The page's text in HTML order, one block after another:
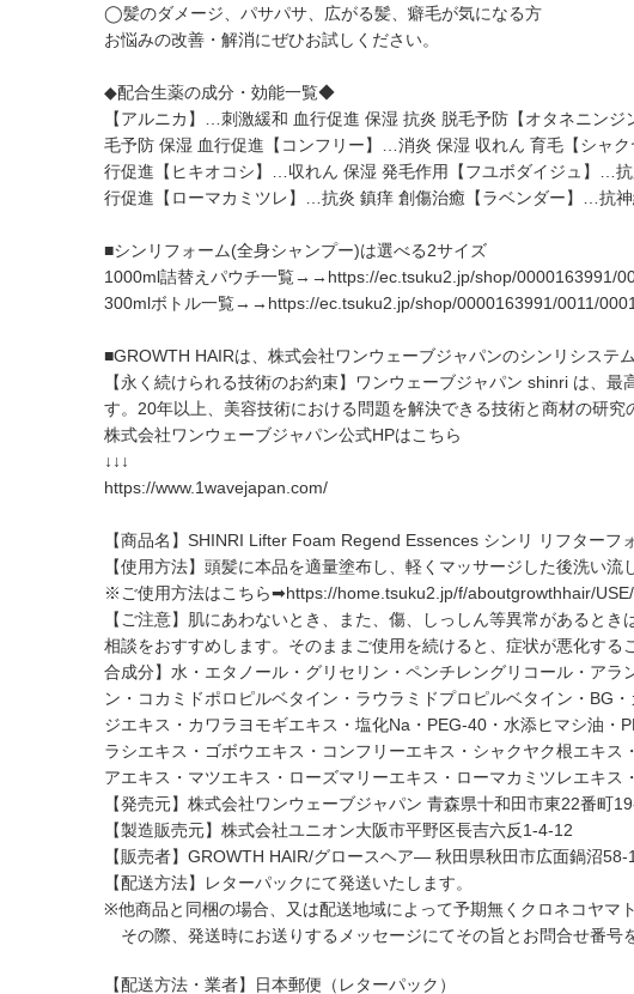
◯髪のダメージ、パサパサ、広がる髪、癖毛が気になる方
お悩みの改善・解消にぜひお試しください。
◆配合生薬の成分・効能一覧◆
【アルニカ】…刺激緩和 血行促進 保湿 抗炎 脱毛予防【オタネニ
毛予防 保湿 血行促進【コンフリー】…消炎 保湿 収れん 育毛【シ
行促進【ヒキオコシ】…収れん 保湿 発毛作用【フユボダイジュ】…
行促進【ローマカミツレ】…抗炎 鎮痒 創傷治癒【ラベンダー】…抗
■シンリフォーム(全身シャンプー)は選べる2サイズ
1000ml詰替えパウチ一覧→→ https://ec.tsuku2.jp/shop/0000163991/
300mlボトル一覧→→ https://ec.tsuku2.jp/shop/0000163991/0011/0001
■GROWTH HAIRは、株式会社ワンウェーブジャパンのシンリシステ
【永く続けられる技術のお約束】ワンウェーブジャパン shinri は、
す。20年以上、美容技術における問題を解決できる技術と商材の研
株式会社ワンウェーブジャパン公式HPはこちら
↓↓↓
https://www.1wavejapan.com/
【商品名】SHINRI Lifter Foam Regend Essences シンリ リフターフ
【使用方法】頭髪に本品を適量塗布し、軽くマッサージした後洗い流
※ご使用方法はこちら➡https://home.tsuku2.jp/f/aboutgrowthhair/
【ご注意】肌にあわないとき、また、傷、しっしん等異常があると
相談をおすすめします。そのままご使用を続けると、症状が悪化す
合成分】水・エタノール・グリセリン・ペンチレングリコール・ア
ン・コカミドポロピルベタイン・ラウラミドプロピルベタイン・BG
ジエキス・カワラヨモギエキス・塩化Na・PEG-40・水添ヒマシ油
ラシエキス・ゴボウエキス・コンフリーエキス・シャクヤク根エキ
アエキス・マツエキス・ローズマリーエキス・ローマカミツレエキス
【発売元】株式会社ワンウェーブジャパン 青森県十和田市東22番町
【製造販売元】株式会社ユニオン大阪市平野区長吉六反1-4-12
【販売者】GROWTH HAIR/グロースヘア― 秋田県秋田市広面鍋沼58-1
【配送方法】レターパックにて発送いたします。
※他商品と同梱の場合、又は配送地域によって予期無くクロネコヤマ
その際、発送時にお送りするメッセージにてその旨とお問合せ番号
【配送方法・業者】日本郵便（レターパック）